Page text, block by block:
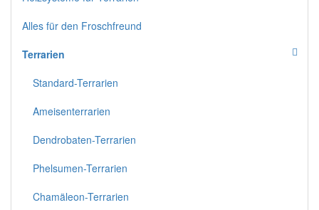
Alles für den Froschfreund
Terrarien
Standard-Terrarien
Ameisenterrarien
Dendrobaten-Terrarien
Phelsumen-Terrarien
Chamäleon-Terrarien